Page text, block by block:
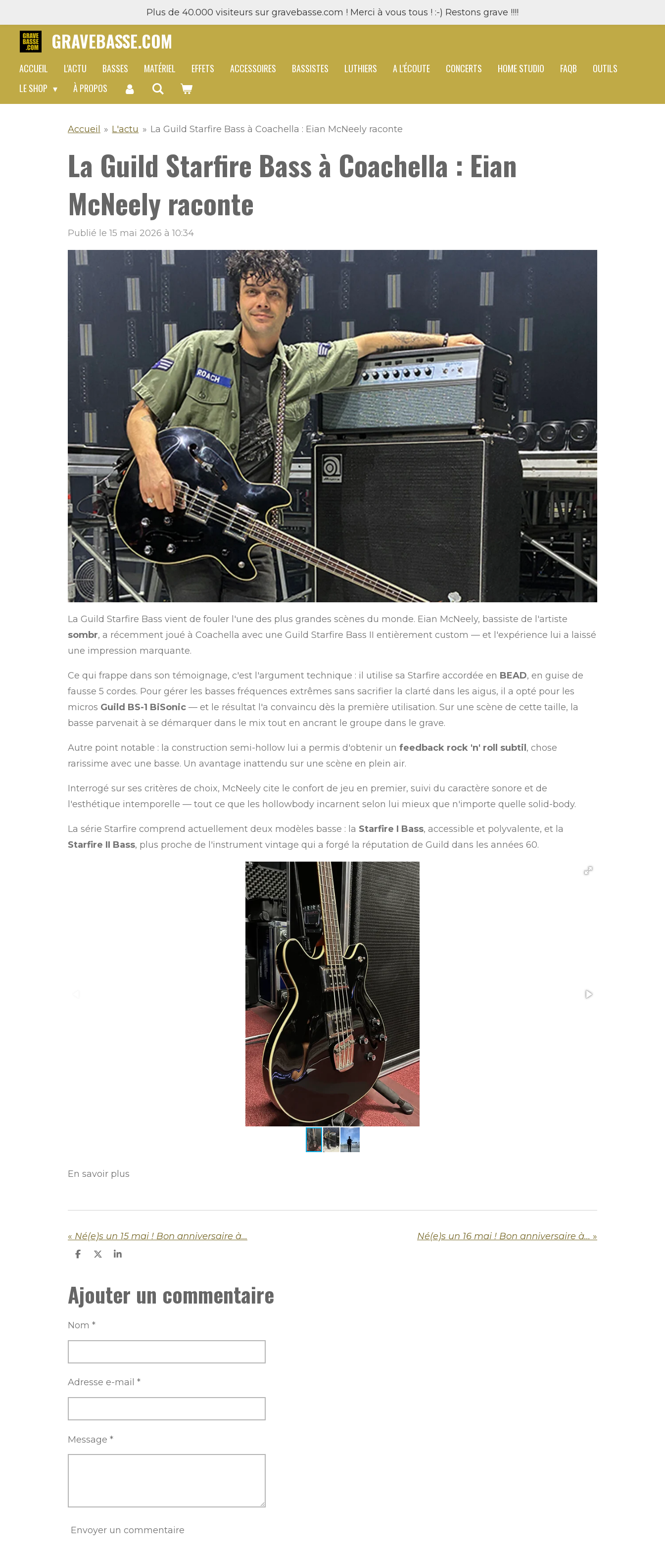
contenu
Plus de 40.000 visiteurs sur gravebasse.com ! Merci à vous tous ! :-) Restons grave !!!!
GRAVEBASSE.COM
ACCUEIL L'ACTU BASSES MATÉRIEL EFFETS ACCESSOIRES BASSISTES LUTHIERS A L'ÉCOUTE CONCERTS HOME STUDIO FAQB
OUTILS
LE SHOP
À PROPOS
Accueil » L'actu » La Guild Starfire Bass à Coachella : Eian McNeely raconte
La Guild Starfire Bass à Coachella : Eian
McNeely raconte
Publié le 15 mai 2026 à 10:34
La Guild Starfire Bass vient de fouler l'une des plus grandes scènes du monde. Eian McNeely, bassiste de l'artiste
sombr, a récemment joué à Coachella avec une Guild Starfire Bass II entièrement custom — et l'expérience lui a laissé
une impression marquante.
Ce qui frappe dans son témoignage, c'est l'argument technique : il utilise sa Starfire accordée en BEAD, en guise de
fausse 5 cordes. Pour gérer les basses fréquences extrêmes sans sacrifier la clarté dans les aigus, il a opté pour les
micros Guild BS-1 BiSonic — et le résultat l'a convaincu dès la première utilisation. Sur une scène de cette taille, la
basse parvenait à se démarquer dans le mix tout en ancrant le groupe dans le grave.
Autre point notable : la construction semi-hollow lui a permis d'obtenir un feedback rock 'n' roll subtil, chose
rarissime avec une basse. Un avantage inattendu sur une scène en plein air.
Interrogé sur ses critères de choix, McNeely cite le confort de jeu en premier, suivi du caractère sonore et de
l'esthétique intemporelle — tout ce que les hollowbody incarnent selon lui mieux que n'importe quelle solid-body.
La série Starfire comprend actuellement deux modèles basse : la Starfire I Bass, accessible et polyvalente, et la
Starfire II Bass, plus proche de l'instrument vintage qui a forgé la réputation de Guild dans les années 60.
En savoir plus
« Né(e)s un 15 mai ! Bon anniversaire à... Né(e)s un 16 mai ! Bon anniversaire à... »
P
a
g
P
a
g
P
a
g
Ajouter un commentaire
Nom *
Adresse e-mail *
Message *
Envoyer un commentaire